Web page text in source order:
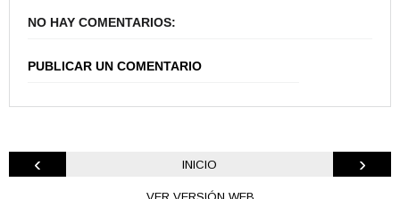
NO HAY COMENTARIOS:
PUBLICAR UN COMENTARIO
‹ INICIO ›